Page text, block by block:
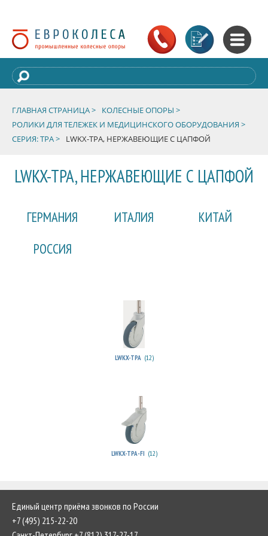
ГЛАВНАЯ СТРАНИЦА >
КОЛЕСНЫЕ ОПОРЫ >
РОЛИКИ ДЛЯ ТЕЛЕЖЕК И МЕДИЦИНСКОГО ОБОРУДОВАНИЯ >
СЕРИЯ: TPA >
LWKX-TPA, НЕРЖАВЕЮЩИЕ С ЦАПФОЙ
LWKX-TPA, НЕРЖАВЕЮЩИЕ С ЦАПФОЙ
ГЕРМАНИЯ ИТАЛИЯ
КИТАЙ
РОССИЯ
LWKX-TPA (12)
LWKX-TPA-FI (12)
Единый центр приёма звонков по России
+7 (495) 215-22-20